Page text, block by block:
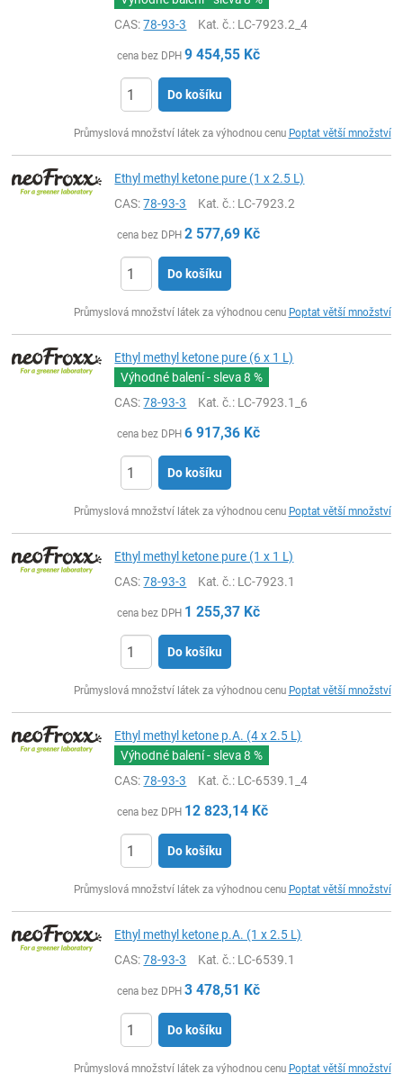
CAS:78-93-3 Kat. č.: LC-7923.2_4
cena bez DPH 9 454,55 Kč
Do košíku
Průmyslová množství látek za výhodnou cenu Poptat větší množství
Ethyl methyl ketone pure (1 x 2.5 L)
CAS:78-93-3 Kat. č.: LC-7923.2
cena bez DPH 2 577,69 Kč
Do košíku
Průmyslová množství látek za výhodnou cenu Poptat větší množství
Ethyl methyl ketone pure (6 x 1 L)
Výhodné balení - sleva8 %
CAS:78-93-3 Kat. č.: LC-7923.1_6
cena bez DPH 6 917,36 Kč
Do košíku
Průmyslová množství látek za výhodnou cenu Poptat větší množství
Ethyl methyl ketone pure (1 x 1 L)
CAS:78-93-3 Kat. č.: LC-7923.1
cena bez DPH 1 255,37 Kč
Do košíku
Průmyslová množství látek za výhodnou cenu Poptat větší množství
Ethyl methyl ketone p.A. (4 x 2.5 L)
Výhodné balení - sleva8 %
CAS:78-93-3 Kat. č.: LC-6539.1_4
cena bez DPH 12 823,14 Kč
Do košíku
Průmyslová množství látek za výhodnou cenu Poptat větší množství
Ethyl methyl ketone p.A. (1 x 2.5 L)
CAS:78-93-3 Kat. č.: LC-6539.1
cena bez DPH 3 478,51 Kč
Do košíku
Průmyslová množství látek za výhodnou cenu Poptat větší množství